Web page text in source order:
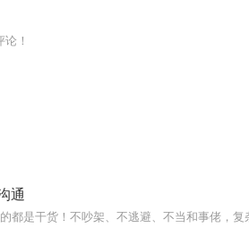
！
通